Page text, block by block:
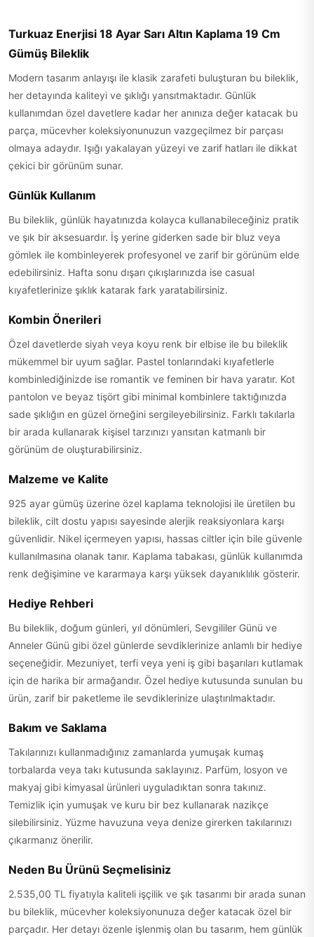
Turkuaz Enerjisi 18 Ayar Sarı Altın Kaplama 19 Cm
Gümüş Bileklik
Modern tasarım anlayışı ile klasik zarafeti buluşturan bu bileklik,
her detayında kaliteyi ve şıklığı yansıtmaktadır. Günlük
kullanımdan özel davetlere kadar her anınıza değer katacak bu
parça, mücevher koleksiyonunuzun vazgeçilmez bir parçası
olmaya adaydır. Işığı yakalayan yüzeyi ve zarif hatları ile dikkat
çekici bir görünüm sunar.
Günlük Kullanım
Bu bileklik, günlük hayatınızda kolayca kullanabileceğiniz pratik
ve şık bir aksesuardır. İş yerine giderken sade bir bluz veya
gömlek ile kombinleyerek profesyonel ve zarif bir görünüm elde
edebilirsiniz. Hafta sonu dışarı çıkışlarınızda ise casual
kıyafetlerinize şıklık katarak fark yaratabilirsiniz.
Kombin Önerileri
Özel davetlerde siyah veya koyu renk bir elbise ile bu bileklik
mükemmel bir uyum sağlar. Pastel tonlarındaki kıyafetlerle
kombinlediğinizde ise romantik ve feminen bir hava yaratır. Kot
pantolon ve beyaz tişört gibi minimal kombinlere taktığınızda
sade şıklığın en güzel örneğini sergileyebilirsiniz. Farklı takılarla
bir arada kullanarak kişisel tarzınızı yansıtan katmanlı bir
görünüm de oluşturabilirsiniz.
Malzeme ve Kalite
925 ayar gümüş üzerine özel kaplama teknolojisi ile üretilen bu
bileklik, cilt dostu yapısı sayesinde alerjik reaksiyonlara karşı
güvenlidir. Nikel içermeyen yapısı, hassas ciltler için bile güvenle
kullanılmasına olanak tanır. Kaplama tabakası, günlük kullanımda
renk değişimine ve kararmaya karşı yüksek dayanıklılık gösterir.
Hediye Rehberi
Bu bileklik, doğum günleri, yıl dönümleri, Sevgililer Günü ve
Anneler Günü gibi özel günlerde sevdiklerinize anlamlı bir hediye
seçeneğidir. Mezuniyet, terfi veya yeni iş gibi başarıları kutlamak
için de harika bir armağandır. Özel hediye kutusunda sunulan bu
ürün, zarif bir paketleme ile sevdiklerinize ulaştırılmaktadır.
Bakım ve Saklama
Takılarınızı kullanmadığınız zamanlarda yumuşak kumaş
torbalarda veya takı kutusunda saklayınız. Parfüm, losyon ve
makyaj gibi kimyasal ürünleri uyguladıktan sonra takınız.
Temizlik için yumuşak ve kuru bir bez kullanarak nazikçe
silebilirsiniz. Yüzme havuzuna veya denize girerken takılarınızı
çıkarmanız önerilir.
Neden Bu Ürünü Seçmelisiniz
2.535,00 TL fiyatıyla kaliteli işçilik ve şık tasarımı bir arada sunan
bu bileklik, mücevher koleksiyonunuza değer katacak özel bir
parçadır. Her detayı özenle işlenmiş olan bu tasarım, hem günlük